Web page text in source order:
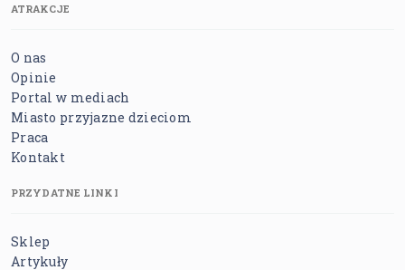
ATRAKCJE
O nas
Opinie
Portal w mediach
Miasto przyjazne dzieciom
Praca
Kontakt
PRZYDATNE LINKI
Sklep
Artykuły